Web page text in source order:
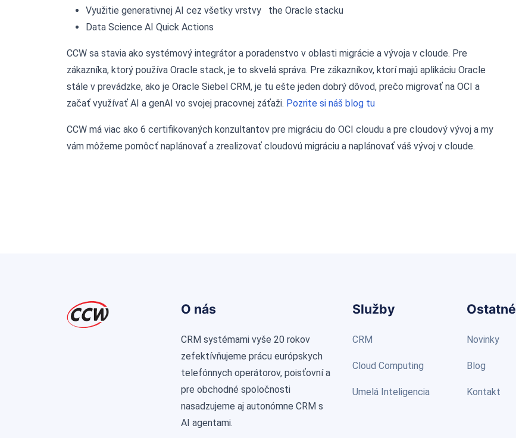
Využitie generativnej AI cez všetky vrstvy the Oracle stacku
Data Science AI Quick Actions
CCW sa stavia ako systémový integrátor a poradenstvo v oblasti migrácie a vývoja v cloude. Pre
zákazníka, ktorý používa Oracle stack, je to skvelá správa. Pre zákazníkov, ktorí majú aplikáciu Oracle
stále v prevádzke, ako je Oracle Siebel CRM, je tu ešte jeden dobrý dôvod, prečo migrovať na OCI a
začať využívať AI a genAI vo svojej pracovnej záťaži. Pozrite si náš blog tu
CCW má viac ako 6 certifikovaných konzultantov pre migráciu do OCI cloudu a pre cloudový vývoj a my
vám môžeme pomôcť naplánovať a zrealizovať cloudovú migráciu a naplánovať váš vývoj v cloude.
O nás
CRM systémami vyše 20 rokov
zefektívňujeme prácu európskych
telefónnych operátorov, poisťovní a
pre obchodné spoločnosti
nasadzujeme aj autonómne CRM s
AI agentami.
Služby
CRM
Cloud Computing
Umelá Inteligencia
Ostatné
Novinky
Blog
Kontakt